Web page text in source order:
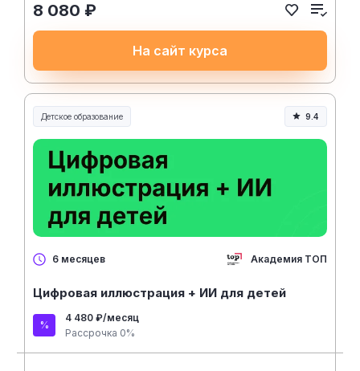
8 080 ₽
На сайт курса
Детское образование 9.4
6 месяцев Академия ТОП
Цифровая иллюстрация + ИИ для детей
4 480 ₽/месяц
Рассрочка 0%